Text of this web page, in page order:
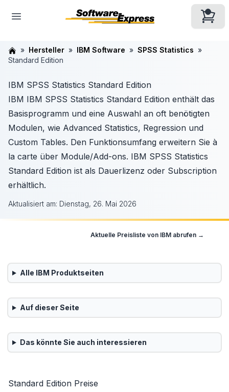
Hersteller IBM Software
SPSS Statistics
Standard Edition
IBM SPSS Statistics Standard Edition
IBM IBM SPSS Statistics Standard Edition enthält das
Basisprogramm und eine Auswahl an oft benötigten
Modulen, wie Advanced Statistics, Regression und
Custom Tables. Den Funktionsumfang erweitern Sie à
la carte über Module/Add-ons. IBM SPSS Statistics
Standard Edition ist als Dauerlizenz oder Subscription
erhältlich.
Aktualisiert am: Dienstag, 26. Mai 2026
Aktuelle Preisliste von IBM abrufen →
Alle IBM Produktseiten
Auf dieser Seite
Das könnte Sie auch interessieren
Standard Edition Preise